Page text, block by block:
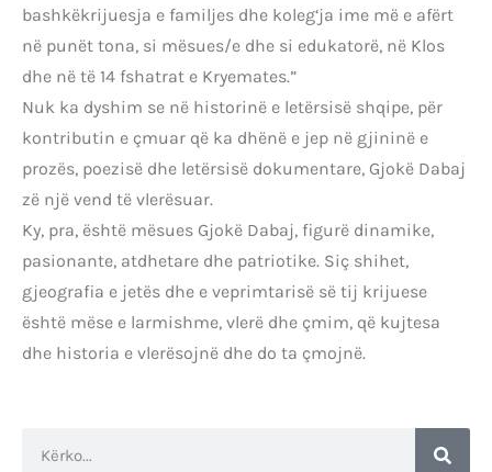
bashkëkrijuesja e familjes dhe koleg‘ja ime më e afërt
në punët tona, si mësues/e dhe si edukatorë, në Klos
dhe në të 14 fshatrat e Kryemates.”
Nuk ka dyshim se në historinë e letërsisë shqipe, për
kontributin e çmuar që ka dhënë e jep në gjininë e
prozës, poezisë dhe letërsisë dokumentare, Gjokë Dabaj
zë një vend të vlerësuar.
Ky, pra, është mësues Gjokë Dabaj, figurë dinamike,
pasionante, atdhetare dhe patriotike. Siç shihet,
gjeografia e jetës dhe e veprimtarisë së tij krijuese
është mëse e larmishme, vlerë dhe çmim, që kujtesa
dhe historia e vlerësojnë dhe do ta çmojnë.